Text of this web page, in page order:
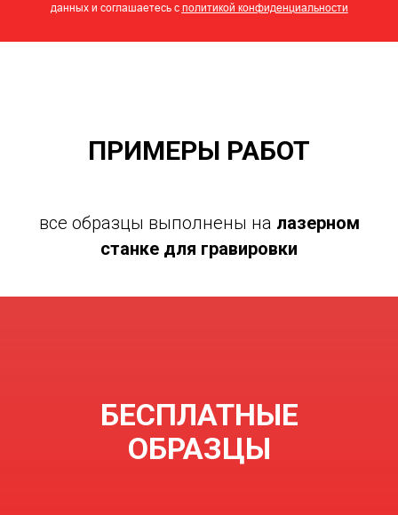
данных и соглашаетесь c политикой конфиденциальности
ПРИМЕРЫ РАБОТ
все образцы выполнены на лазерном
станке для гравировки
БЕСПЛАТНЫЕ
ОБРАЗЦЫ